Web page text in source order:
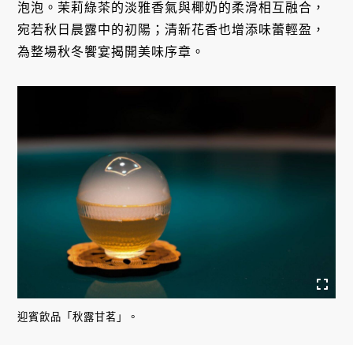
泡泡。茉莉綠茶的淡雅香氣與椰奶的柔滑相互融合，
宛若秋日晨露中的初陽；清新花香也增添味蕾輕盈，
為整場秋冬饗宴揭開美味序章。
迎賓飲品「秋露甘茗」。